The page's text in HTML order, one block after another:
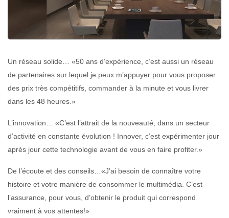
Un réseau solide… «50 ans d’expérience, c’est aussi un réseau
de partenaires sur lequel je peux m’appuyer pour vous proposer
des prix très compétitifs, commander à la minute et vous livrer
dans les 48 heures.»
L’innovation… «C’est l’attrait de la nouveauté, dans un secteur
d’activité en constante évolution ! Innover, c’est expérimenter jour
après jour cette technologie avant de vous en faire profiter.»
De l’écoute et des conseils…«J’ai besoin de connaître votre
histoire et votre manière de consommer le multimédia. C’est
l’assurance, pour vous, d’obtenir le produit qui correspond
vraiment à vos attentes!»